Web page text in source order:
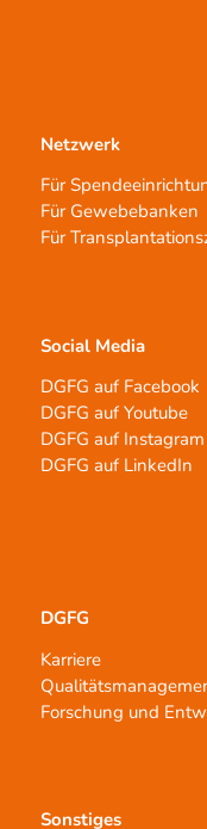
Netzwerk
Für
Für Gewebebanken
Für
Social Media
DGFG auf Facebook
DGFG auf Youtube
DGFG auf Instagram
DGFG auf LinkedIn
DGFG
Karriere
Forschung und
Sonstiges